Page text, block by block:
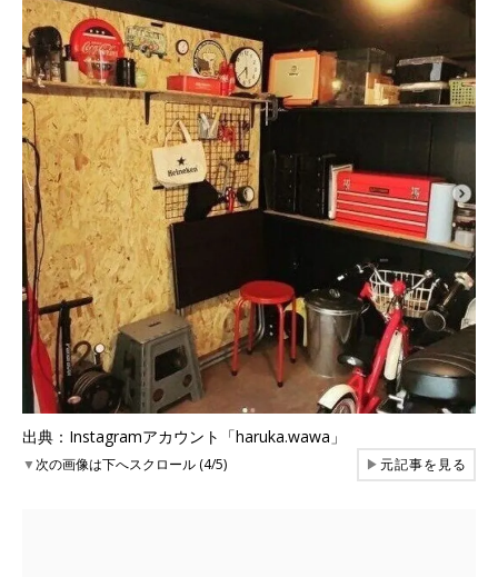
出典：Instagramアカウント「haruka.wawa」
▼次の画像は下へスクロール (4/5) ▶元記事を見る